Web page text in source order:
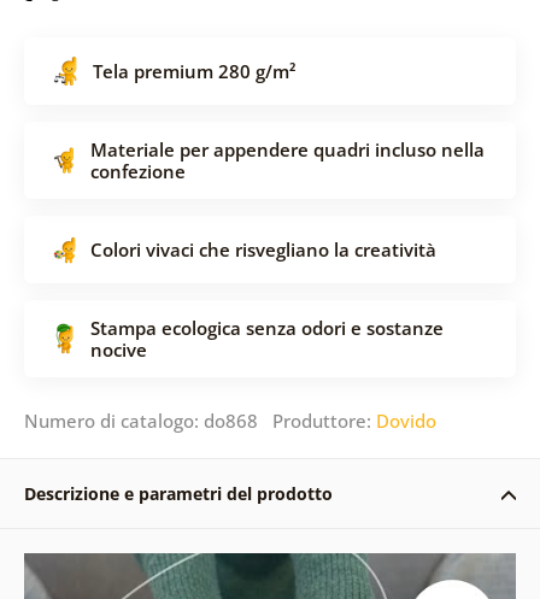
Tela premium 280 g/m²
Materiale per appendere quadri incluso nella
confezione
Colori vivaci che risvegliano la creatività
Stampa ecologica senza odori e sostanze
nocive
Numero di catalogo: do868 Produttore: Dovido
Descrizione e parametri del prodotto